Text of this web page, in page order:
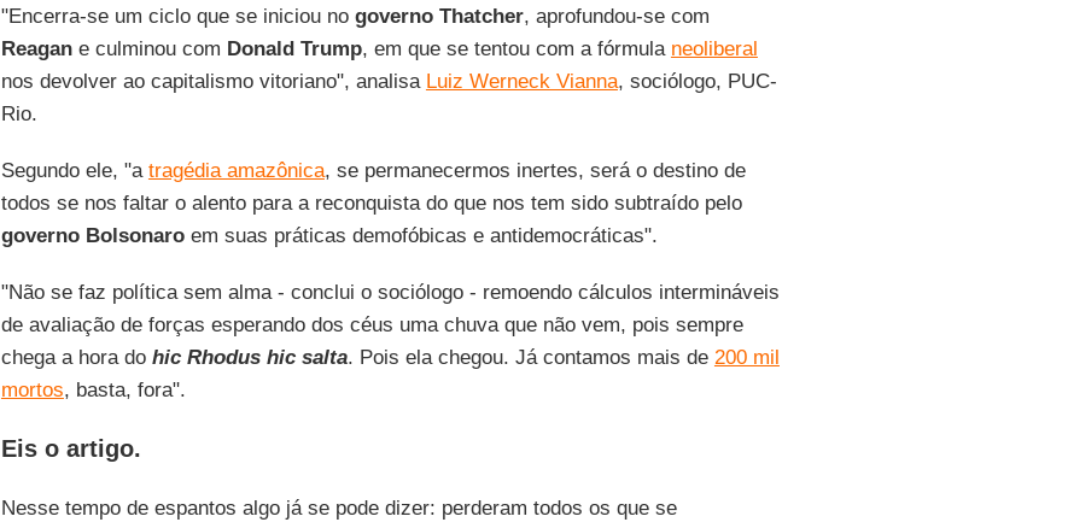
"Encerra-se um ciclo que se iniciou no governo Thatcher, aprofundou-se com
Reagane culminou com Donald Trump, em que se tentou com a fórmula neoliberal
nos devolver ao capitalismo vitoriano", analisa Luiz Werneck Vianna, sociólogo, PUC-
Rio.
Segundo ele, "a tragédia amazônica, se permanecermos inertes, será o destino de
todos se nos faltar o alento para a reconquista do que nos tem sido subtraído pelo
governo Bolsonaroem suas práticas demofóbicas e antidemocráticas".
"Não se faz política sem alma - conclui o sociólogo - remoendo cálculos intermináveis
de avaliação de forças esperando dos céus uma chuva que não vem, pois sempre
chega a hora do hic Rhodus hic salta. Pois ela chegou. Já contamos mais de 200 mil
mortos, basta, fora".
Eis o artigo.
Nesse tempo de espantos algo já se pode dizer: perderam todos os que se